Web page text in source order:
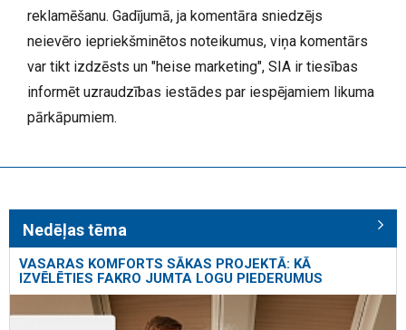
reklamēšanu. Gadījumā, ja komentāra sniedzējs
neievēro iepriekšminētos noteikumus, viņa komentārs
var tikt izdzēsts un "heise marketing", SIA ir tiesības
informēt uzraudzības iestādes par iespējamiem likuma
pārkāpumiem.
Nedēļas tēma
VASARAS KOMFORTS SĀKAS PROJEKTĀ: KĀ
IZVĒLĒTIES FAKRO JUMTA LOGU PIEDERUMUS